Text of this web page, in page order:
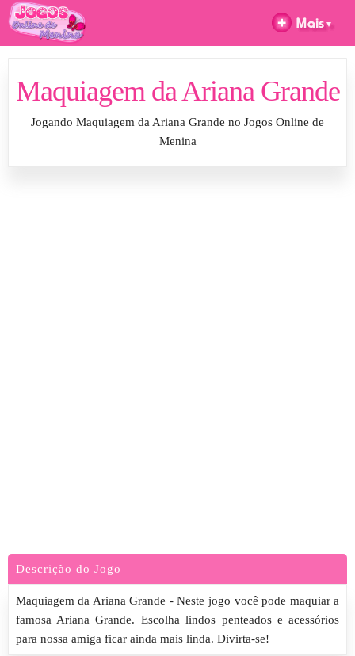
Maquiagem da Ariana Grande
Jogando Maquiagem da Ariana Grande no Jogos Online de
Menina
Descrição do Jogo
Maquiagem da Ariana Grande - Neste jogo você pode maquiar a
famosa Ariana Grande. Escolha lindos penteados e acessórios
para nossa amiga ficar ainda mais linda. Divirta-se!